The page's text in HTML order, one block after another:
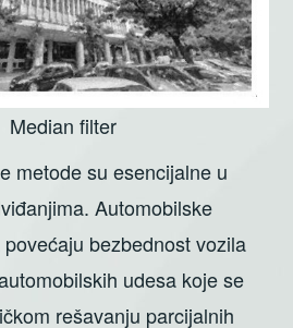
Median filter
metode su esencijalne u
Automobilske
bezbednost vozila
udesa koje se
rešavanju parcijalnih